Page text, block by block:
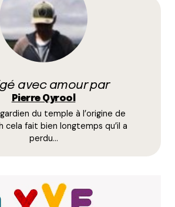
pour la mimolette, mais
tu le dis… ^^
Lyon
fois que j’entends le surnom
» pour la basilique de
avec amour par
Pierre Qyrool
du temple à l’origine de
cela fait bien longtemps qu’il a
perdu…